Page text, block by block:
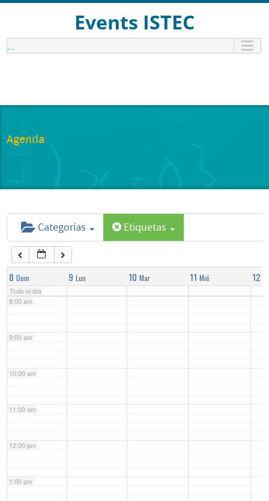
Events ISTEC
...
Agenda
Categorías Etiquetas
8 Dom 9 Lun 10 Mar 11 Mié 12
Todo el día
1:00 am
6:00 am
7:00 am
8:00 am
9:00 am
10:00 am
11:00 am
12:00 pm
1:00 pm